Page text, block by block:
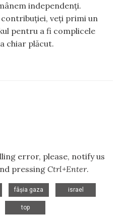
independenți.
veți primi un
pentru a fi complicele
chiar plăcut.
error, please, notify us
pressing Ctrl+Enter.
fâșia gaza
israel
top